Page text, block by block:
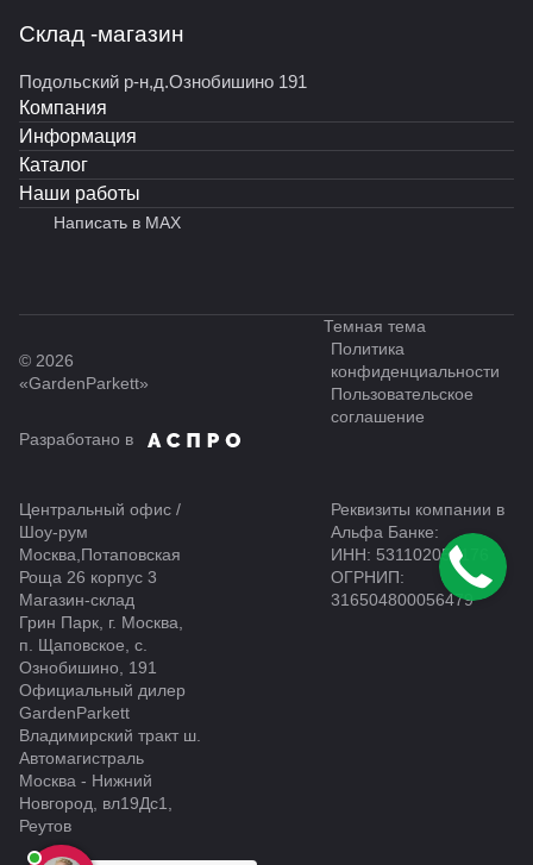
Склад -магазин
Подольский р-н,д.Ознобишино 191
Компания
Информация
Каталог
Наши работы
Написать в MAX
© 2026
«GardenParkett»
Темная тема
Политика
конфиденциальности
Пользовательское
соглашение
Разработано в
Центральный офис /
Шоу-рум
Москва,Потаповская
Роща 26 корпус 3
Магазин-склад
Грин Парк, г. Москва,
п. Щаповское, с.
Ознобишино, 191
Официальный дилер
GardenParkett
Владимирский тракт ш.
Автомагистраль
Москва - Нижний
Новгород, вл19Дс1,
Реутов
Реквизиты компании в
Альфа Банке:
ИНН: 531102054176
ОГРНИП:
316504800056479